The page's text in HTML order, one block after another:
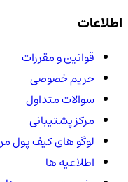
اطلاعات
قوانین و مقررات
حریم خصوصی
سوالات متداول
مرکز پشتیبانی
لوگو های کیف پول من
اطلاعیه ها